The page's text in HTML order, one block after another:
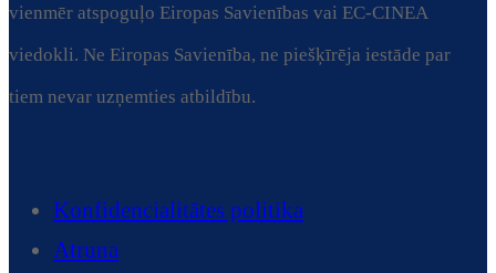
vienmēr atspoguļo Eiropas Savienības vai EC-CINEA
viedokli. Ne Eiropas Savienība, ne piešķīrēja iestāde par
tiem nevar uzņemties atbildību.
Konfidencialitātes politika
Atruna